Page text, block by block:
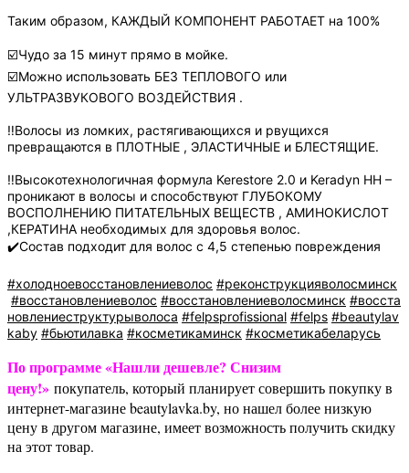
Таким образом, КАЖДЫЙ КОМПОНЕНТ РАБОТАЕТ на 100%
☑️Чудо за 15 минут прямо в мойке.
☑️Можно использовать БЕЗ ТЕПЛОВОГО или
УЛЬТРАЗВУКОВОГО ВОЗДЕЙСТВИЯ .
‼️Волосы из ломких, растягивающихся и рвущихся
превращаются в ПЛОТНЫЕ , ЭЛАСТИЧНЫЕ и БЛЕСТЯЩИЕ.
‼️Высокотехнологичная формула Kerestore 2.0 и Keradyn HH –
проникают в волосы и способствуют ГЛУБОКОМУ
ВОСПОЛНЕНИЮ ПИТАТЕЛЬНЫХ ВЕЩЕСТВ , АМИНОКИСЛОТ
,КЕРАТИНА необходимых для здоровья волос.
✔️Состав подходит для волос с 4,5 степенью повреждения
#холодноевосстановлениеволос #реконструкцияволосминск
#восстановлениеволос #восстановлениеволосминск #восста
новлениеструктурыволоса #felpsprofissional #felps #beautylav
kaby #бьютилавка #косметикаминск #косметикабеларусь
По программе «Нашли дешевле? Снизим
цену!» покупатель, который планирует совершить покупку в
интернет-магазине beautylavka.by, но нашел более низкую
цену в другом магазине, имеет возможность получить скидку
на этот товар.